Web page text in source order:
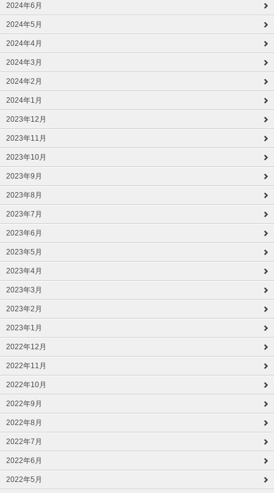
2024年6月
2024年5月
2024年4月
2024年3月
2024年2月
2024年1月
2023年12月
2023年11月
2023年10月
2023年9月
2023年8月
2023年7月
2023年6月
2023年5月
2023年4月
2023年3月
2023年2月
2023年1月
2022年12月
2022年11月
2022年10月
2022年9月
2022年8月
2022年7月
2022年6月
2022年5月